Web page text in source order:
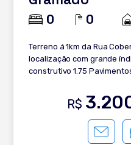
0 0
Terreno á 1km da Rua Coberta
localização com grande
construtivo 1.75 Pavimentos 4 Te interessou
juntos vamos te ajudar a
R$